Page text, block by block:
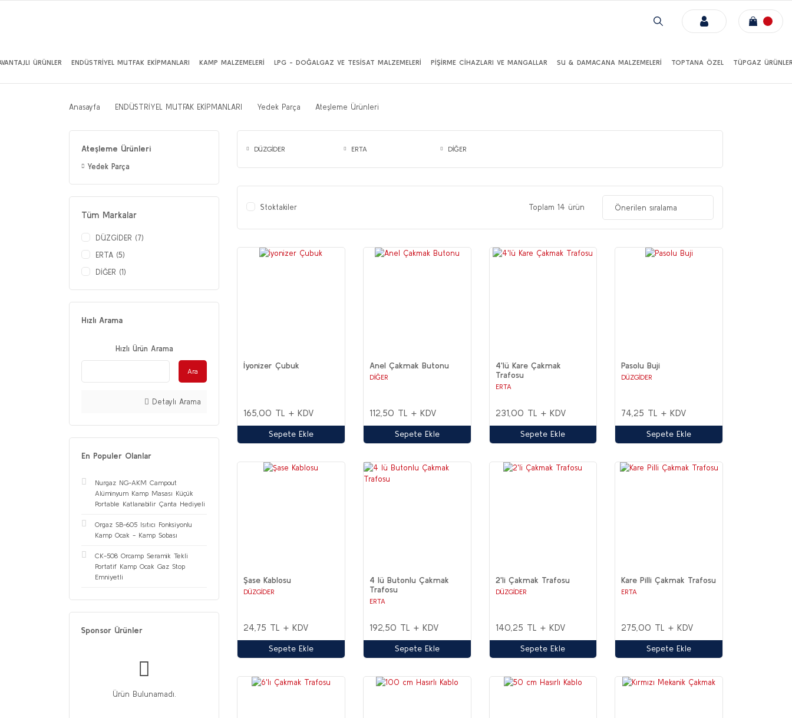
ÜRÜNLER ENDÜSTRİYEL MUTFAK EKİPMANLARI KAMP MALZEMELERİ LPG - DOĞALGAZ VE TESİSAT MALZEMELERİ PİŞİRME CİHAZLARI VE MANGALLAR SU & DAMACANA MALZEMELERİ TOPTANA ÖZEL TÜPGAZ
Anasayfa ENDÜSTRİYEL MUTFAK EKİPMANLARI Yedek Parça Ateşleme Ürünleri
Ateşleme Ürünleri
Yedek Parça
Tüm Markalar
DÜZGİDER (7)
ERTA (5)
DİĞER (1)
Hızlı Arama
Hızlı Ürün Arama
Ara
Detaylı Arama
En Populer Olanlar
Nurgaz NG-AKM Campout
Alüminyum Kamp Masası Küçük
Portable Katlanabilir Çanta Hediyeli
Orgaz SB-605 Isıtıcı Fonksiyonlu
Kamp Ocak - Kamp Sobası
CK-508 Orcamp Seramik Tekli
Portatif Kamp Ocak Gaz Stop
Emniyetli
Sponsor Ürünler
Ürün Bulunamadı.
DÜZGİDER ERTA DİĞER
Stoktakiler Toplam 14 ürün
İyonizer Çubuk
165,00 TL + KDV
Sepete Ekle
Anel Çakmak Butonu
DİĞER
112,50 TL + KDV
Sepete Ekle
4'lü Kare Çakmak
Trafosu
ERTA
231,00 TL + KDV
Sepete Ekle
Pasolu Buji
DÜZGİDER
74,25 TL + KDV
Sepete Ekle
Şase Kablosu
DÜZGİDER
24,75 TL + KDV
Sepete Ekle
4 lü Butonlu Çakmak
Trafosu
ERTA
192,50 TL + KDV
Sepete Ekle
2'li Çakmak Trafosu
DÜZGİDER
140,25 TL + KDV
Sepete Ekle
Kare Pilli Çakmak Trafosu
ERTA
275,00 TL + KDV
Sepete Ekle